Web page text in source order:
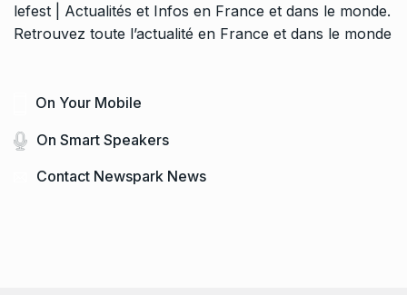
lefest | Actualités et Infos en France et dans le monde.
Retrouvez toute l’actualité en France et dans le monde
On Your Mobile
On Smart Speakers
Contact Newspark News